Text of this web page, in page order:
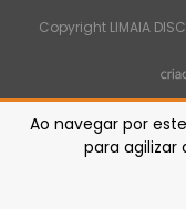
Ao navegar por
para agilizar
Copyright LIMAIA